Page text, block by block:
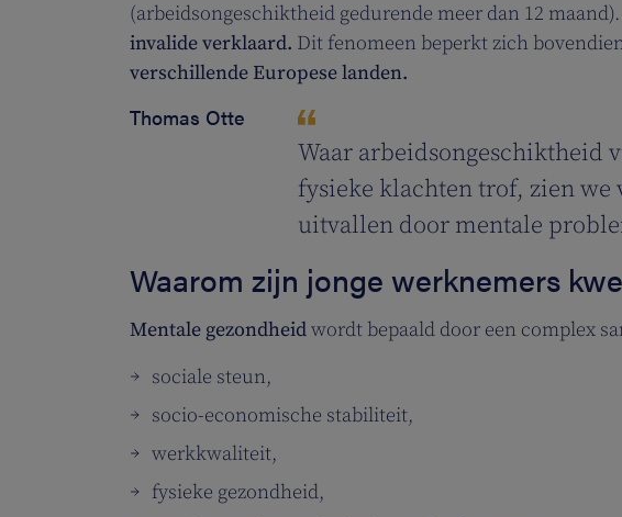
(arbeidsongeschiktheid gedurende meer dan 12 maand).
invalide verklaard. Dit fenomeen beperkt zich
verschillende Europese landen.
Thomas Otte
Waar arbeidsongeschiktheid
fysieke klachten trof, zien we
uitvallen door mentale
Waarom zijn jonge werknemers
Mentale gezondheidwordt bepaald door een complex
sociale steun,
socio-economische stabiliteit,
werkkwaliteit,
fysieke gezondheid,